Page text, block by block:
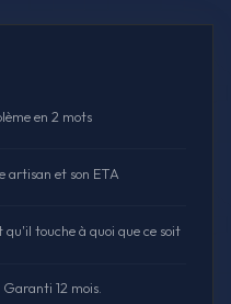
en 2 mots
artisan et son ETA
touche à quoi que ce soit
12 mois.